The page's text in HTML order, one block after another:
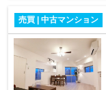
売買 | 中古マンション